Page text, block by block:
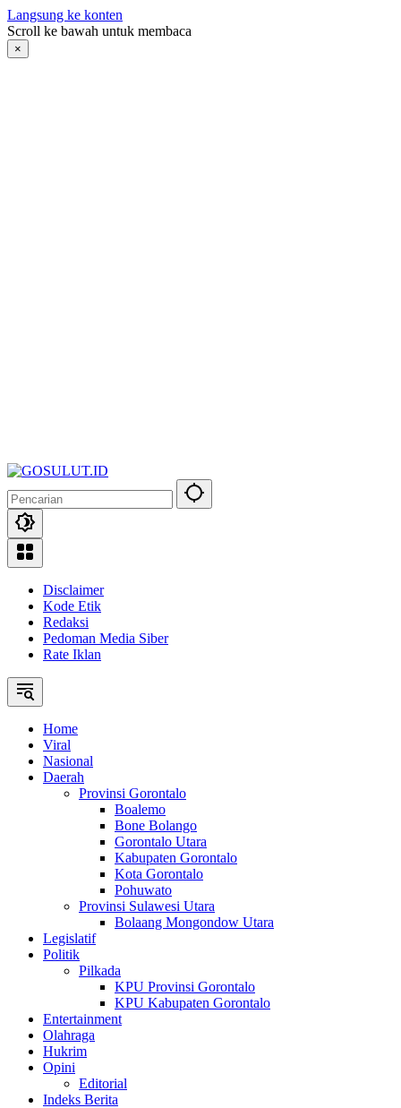
Langsung ke konten
Scroll ke bawah untuk membaca
×
Disclaimer
Kode Etik
Redaksi
Pedoman Media Siber
Rate Iklan
Home
Viral
Nasional
Daerah
Provinsi Gorontalo
Boalemo
Bone Bolango
Gorontalo Utara
Kabupaten Gorontalo
Kota Gorontalo
Pohuwato
Provinsi Sulawesi Utara
Bolaang Mongondow Utara
Legislatif
Politik
Pilkada
KPU Provinsi Gorontalo
KPU Kabupaten Gorontalo
Entertainment
Olahraga
Hukrim
Opini
Editorial
Indeks Berita